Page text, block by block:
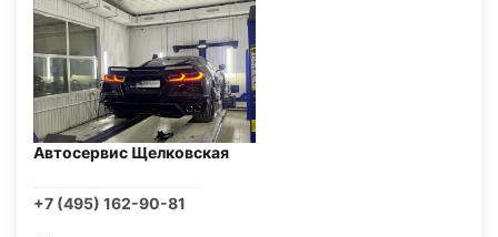
Автосервис Щелковская
+7 (495) 162-90-81